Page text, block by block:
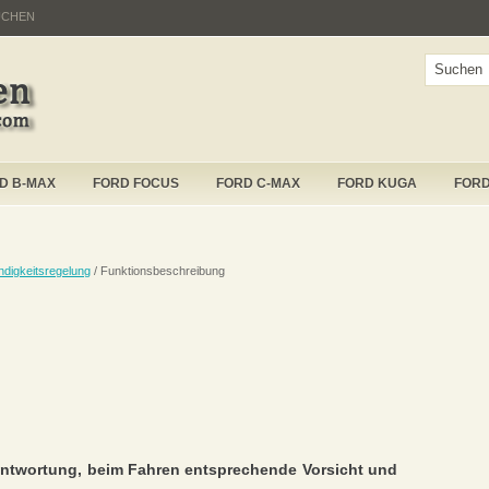
B-MAX FORD FOCUS FORD C-MAX FORD KUGA
/ Funktionsbeschreibung
beim Fahren entsprechende Vorsicht und